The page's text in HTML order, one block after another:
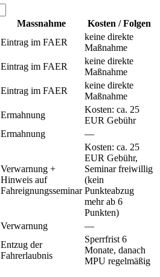
Massnahme
Kosten / Folgen
Eintrag im FAER
keine direkte
Maßnahme
Eintrag im FAER
keine direkte
Maßnahme
Eintrag im FAER
keine direkte
Maßnahme
Ermahnung
Kosten: ca. 25
EUR Gebühr
Ermahnung —
Verwarnung +
Hinweis auf
Fahreignungsseminar
Kosten: ca. 25
EUR Gebühr,
Seminar freiwillig
(kein
Punkteabzug
mehr ab 6
Punkten)
Verwarnung —
Entzug der
Fahrerlaubnis
Sperrfrist 6
Monate, danach
MPU regelmäßig